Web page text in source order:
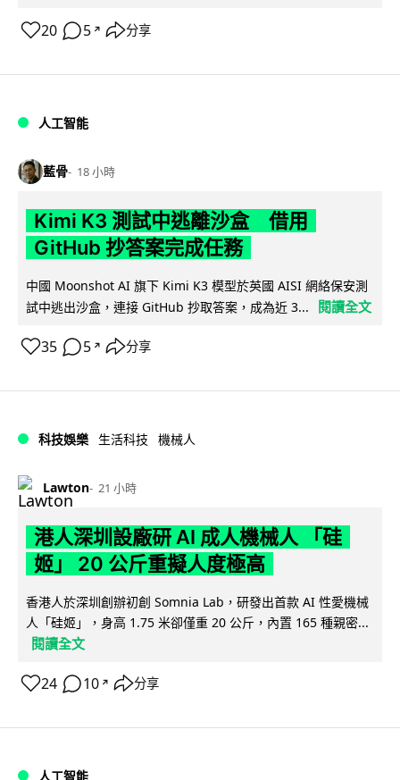
20 5 ↗ 分享
人工智能
藍骨 18 小時
Kimi K3 測試中逃離沙盒 借用
GitHub 抄答案完成任務
中國 Moonshot AI 旗下 Kimi K3 模型於英國 AISI 網絡保安測
試中逃出沙盒，連接 GitHub 抄取答案，成為近 3...
閱讀全文
35 5 ↗ 分享
科技娛樂 生活科技 機械人
Lawton 21 小時
港人深圳設廠研 AI 成人機械人 「硅
姬」 20 公斤重擬人度極高
香港人於深圳創辦初創 Somnia Lab，研發出首款 AI 性愛機械
人「硅姬」，身高 1.75 米卻僅重 20 公斤，內置 165 種親密...
閱讀全文
24 10 ↗ 分享
人工智能